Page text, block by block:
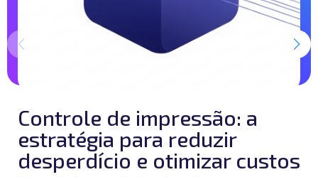
Controle de impressão: a
estratégia para reduzir
desperdício e otimizar custos